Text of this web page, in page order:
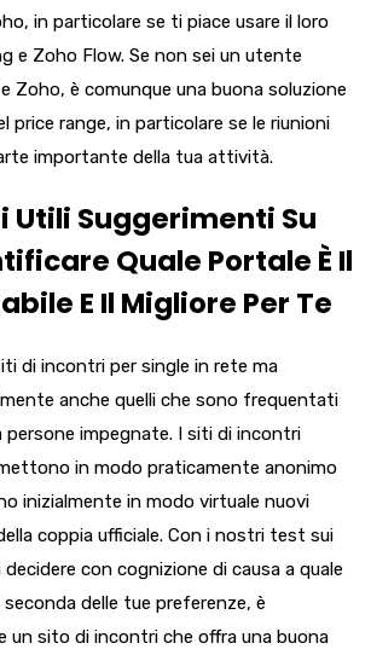
in particolare se ti piace usare il loro
e Zoho Flow. Se non sei un utente
Zoho, è comunque una buona soluzione
price range, in particolare se le riunioni
importante della tua attività.
Utili Suggerimenti Su
Quale Portale È Il
E Il Migliore Per Te
di incontri per single in rete ma
anche quelli che sono frequentati
persone impegnate. I siti di incontri
in modo praticamente anonimo
inizialmente in modo virtuale nuovi
coppia ufficiale. Con i nostri test sui
con cognizione di causa a quale
delle tue preferenze, è
un sito di incontri che offra una buona